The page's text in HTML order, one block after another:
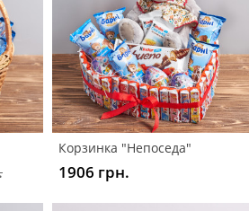
Корзинка "Непоседа"
1906 грн.